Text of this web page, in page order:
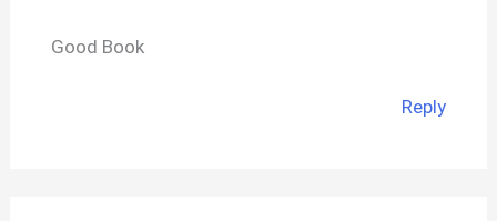
Good Book
Reply